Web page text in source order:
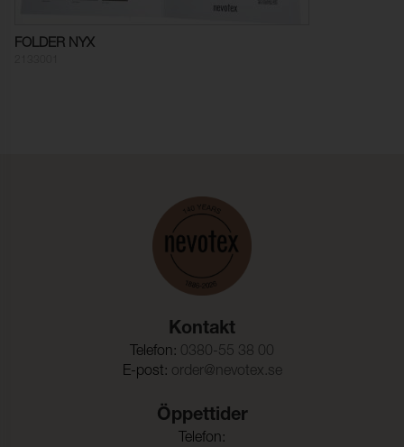
216 N/5cm (ISO 1421)
Töjning Varp:
200 cmwc (ISO 811)
Vidhäftning – Ytfinish
39 N/5cm (ISO 2411)
30 N/5cm (ISO 2411)
Säkerhetsregler leksaker: (EN 71-3 )
FOLDER NYX
Kontakt
Telefon: 0380-55 38 00
E-post: order@nevotex.se
Öppettider
Telefon: